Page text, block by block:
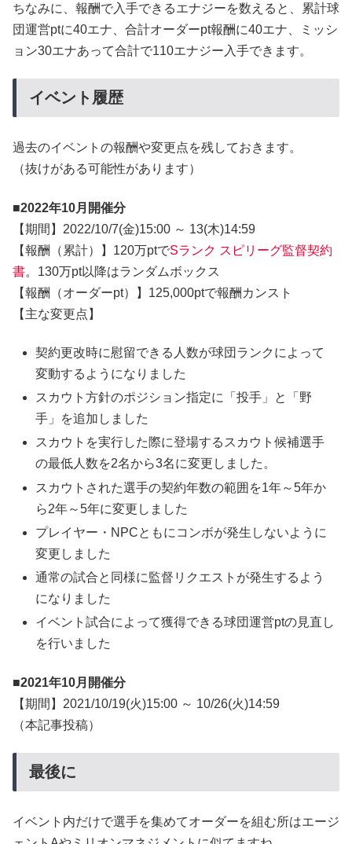
ちなみに、報酬で入手できるエナジーを数えると、累計球
団運営ptに40エナ、合計オーダーpt報酬に40エナ、ミッシ
ョン30エナあって合計で110エナジー入手できます。
イベント履歴
過去のイベントの報酬や変更点を残しておきます。
（抜けがある可能性があります）
■2022年10月開催分
【期間】2022/10/7(金)15:00 ～ 13(木)14:59
【報酬（累計）】120万ptでSランク スピリーグ監督契約
書。130万pt以降はランダムボックス
【報酬（オーダーpt）】125,000ptで報酬カンスト
【主な変更点】
契約更改時に慰留できる人数が球団ランクによって
変動するようになりました
スカウト方針のポジション指定に「投手」と「野
手」を追加しました
スカウトを実行した際に登場するスカウト候補選手
の最低人数を2名から3名に変更しました。
スカウトされた選手の契約年数の範囲を1年～5年か
ら2年～5年に変更しました
プレイヤー・NPCともにコンボが発生しないように
変更しました
通常の試合と同様に監督リクエストが発生するよう
になりました
イベント試合によって獲得できる球団運営ptの見直し
を行いました
■2021年10月開催分
【期間】2021/10/19(火)15:00 ～ 10/26(火)14:59
（本記事投稿）
最後に
イベント内だけで選手を集めてオーダーを組む所はエージ